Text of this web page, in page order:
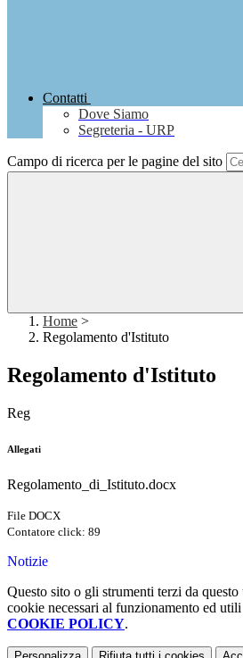
Contatti
Dove Siamo
Segreteria - URP
Campo di ricerca per le pagine del sito
Home >
Regolamento d'Istituto
Regolamento d'Istituto
Reg
Allegati
Regolamento_di_Istituto.docx
File DOCX
Contatore click: 89
Notizie
Questo sito o gli strumenti terzi da
cookie necessari al funzionamento ed
COOKIE POLICY.